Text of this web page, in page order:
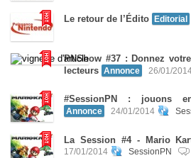
Le retour de l’Édito Editorial
PNShow #37 : Donnez
lecteurs Annonce 26/01/
#SessionPN : jouons
Annonce 24/01/2014
La Session #4 - Mario
17/01/2014
SessionPN